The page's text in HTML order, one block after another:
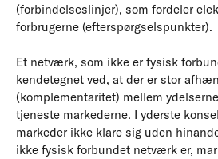
(forbindelseslinjer), som fordeler
forbrugerne (efterspørgselspunkter).
Et netværk, som ikke er fysisk
kendetegnet ved, at der er stor
(komplementaritet) mellem
tjeneste markederne. I yderste
markeder ikke klare sig uden
ikke fysisk forbundet netværk er,